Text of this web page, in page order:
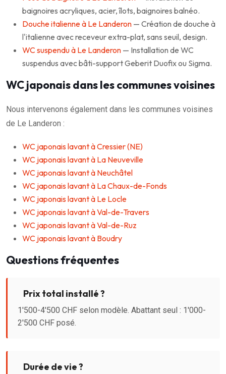
baignoires acryliques, acier, îlots, baignoires balnéo.
Douche italienne à Le Landeron — Création de douche à
l'italienne avec receveur extra-plat, sans seuil, design.
WC suspendu à Le Landeron — Installation de WC
suspendus avec bâti-support Geberit Duofix ou Sigma.
WC japonais dans les communes voisines
Nous intervenons également dans les communes voisines
de Le Landeron :
WC japonais lavant à Cressier (NE)
WC japonais lavant à La Neuveville
WC japonais lavant à Neuchâtel
WC japonais lavant à La Chaux-de-Fonds
WC japonais lavant à Le Locle
WC japonais lavant à Val-de-Travers
WC japonais lavant à Val-de-Ruz
WC japonais lavant à Boudry
Questions fréquentes
Prix total installé ?
1'500-4'500 CHF selon modèle. Abattant seul : 1'000-
2'500 CHF posé.
Durée de vie ?